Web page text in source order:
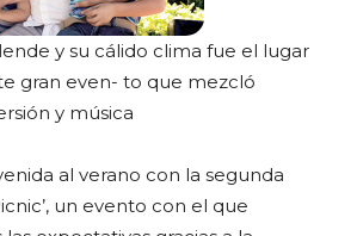
y su cálido clima fue el lugar
gran even- to que mezcló
y música
al verano con la segunda
un evento con el que